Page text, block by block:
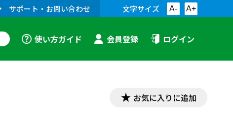
サポート・お問い合わせ 文字サイズ A- A+
使い方ガイド 会員登録 ログイン
お気に入りに追加